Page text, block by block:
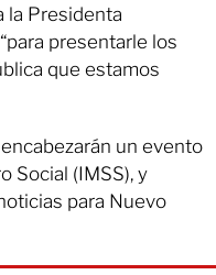
la Presidenta
presentarle los
que estamos
un evento
Social (IMSS), y
para Nuevo